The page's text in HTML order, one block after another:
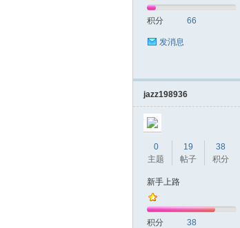
积分 66
发消息
jazz198936
0
主题
19
帖子
38
积分
新手上路
积分 38